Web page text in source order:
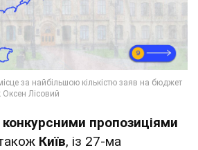
пропозиціями
Київ, із 27-ма